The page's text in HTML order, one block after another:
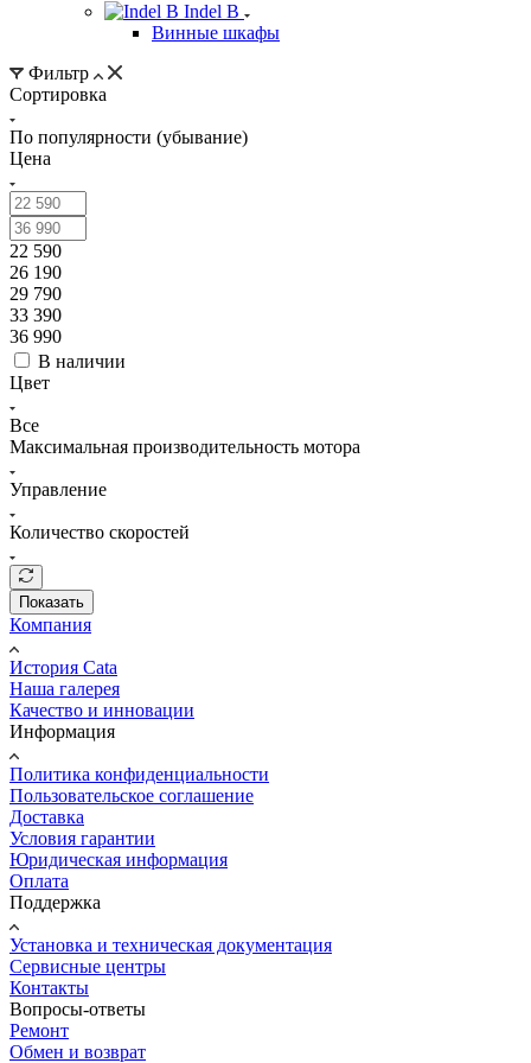
Indel B
Винные шкафы
Фильтр
Сортировка
По популярности (убывание)
Цена
22 590
26 190
29 790
33 390
36 990
В наличии
Цвет
Все
Максимальная производительность мотора
Управление
Количество скоростей
Показать
Компания
История Cata
Наша галерея
Качество и инновации
Информация
Политика конфиденциальности
Пользовательское соглашение
Доставка
Условия гарантии
Юридическая информация
Оплата
Поддержка
Установка и техническая документация
Сервисные центры
Контакты
Вопросы-ответы
Ремонт
Обмен и возврат